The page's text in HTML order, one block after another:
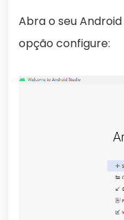
Abra o seu
opção configure: